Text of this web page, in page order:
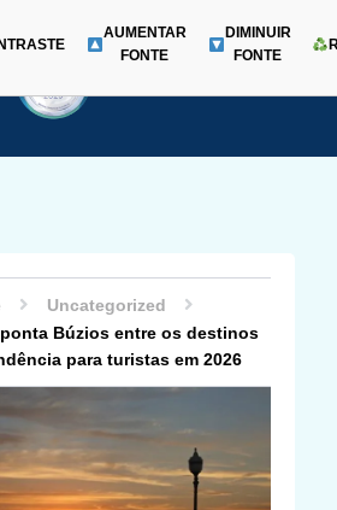
Menu
AUMENTAR
FONTE
DIMINUIR
FONTE
Uncategorized
Búzios entre os destinos
para turistas em 2026